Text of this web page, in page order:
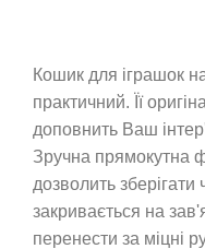
Кошик для іграшок на
практичний. Її
доповнить Ваш
Зручна прямокутна
дозволить
закривається на
перенести за міцні